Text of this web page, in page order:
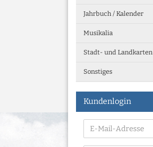
Jahrbuch / Kalender
Musikalia
Stadt- und Landkarten
Sonstiges
Kundenlogin